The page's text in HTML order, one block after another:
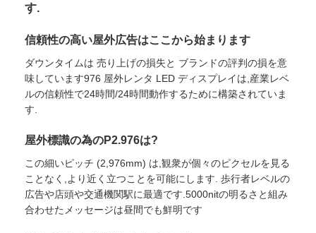
ホーム
製品
す.
信頼性の高い屋外広告はここから始まります
ダウンタイムは 売り上げの損失と ブランドの評判の損を意
味しています976 屋外レンタ LED ディスプレイは,産業レベ
ルの信頼性で24時間/24時間動作するために構築されていま
す.
屋外標識の為のP2.976は?
この細いピッチ (2,976mm) は,観衆が個々のピクセルを見る
ことなく,より近く立つことを可能にします. 歩行者レベルの
広告や店頭や交通機関駅に最適です.5000nitの明るさと組み
合わせたメッセージは昼間でも鮮明です